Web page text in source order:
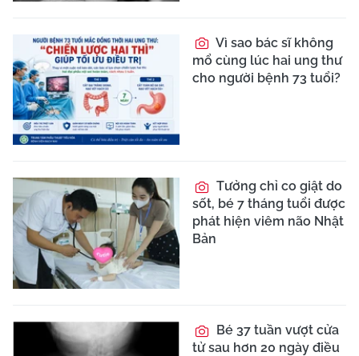
Vì sao bác sĩ không
mổ cùng lúc hai ung thư
cho người bệnh 73 tuổi?
Tưởng chỉ co giật do
sốt, bé 7 tháng tuổi được
phát hiện viêm não Nhật
Bản
Bé 37 tuần vượt cửa
tử sau hơn 20 ngày điều